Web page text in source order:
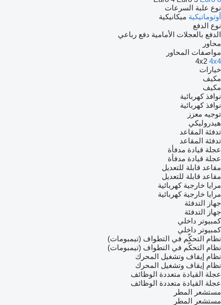
نوع علبة السرعات
أوتوماتيكية ميكانيكية
نوع الدفع
الدفع بالعجلات الأمامية دفع رباعي
محاور
مواصفات المحاور
4x2 4x4
خيارات
مكيف
مكيف
نوافذ كهربائية
نوافذ كهربائية
توجيه معزز
هيدروليكي
تدفئة المقاعد
تدفئة المقاعد
عجلة قيادة مدفأة
عجلة قيادة مدفأة
مقاعد قابلة للتعديل
مقاعد قابلة للتعديل
مرايا خارجية كهربائية
مرايا خارجية كهربائية
جهاز التدفئة
جهاز التدفئة
كمبيوتر داخلي
كمبيوتر داخلي
نظام التحكّم في التطواف (تيمبومات)
نظام التحكّم في التطواف (تيمبومات)
نظام إيقاف وتشغيل المحرك
نظام إيقاف وتشغيل المحرك
عجلة القيادة متعددة الوظائف
عجلة القيادة متعددة الوظائف
مستشعر المطر
مستشعر المطر